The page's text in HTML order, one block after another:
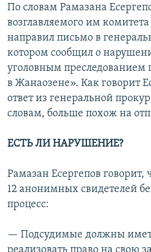
По словам Рамазана
возглавляемого им
направил письмо в
котором сообщил о
уголовным преследованием
в Жанаозене». Как говорит
ответ из генеральной
словам, больше похож на
ЕСТЬ ЛИ НАРУШЕНИЕ?
Рамазан Есергепов говорит,
12 анонимных свидетелей
процесс:
— Подсудимые должны